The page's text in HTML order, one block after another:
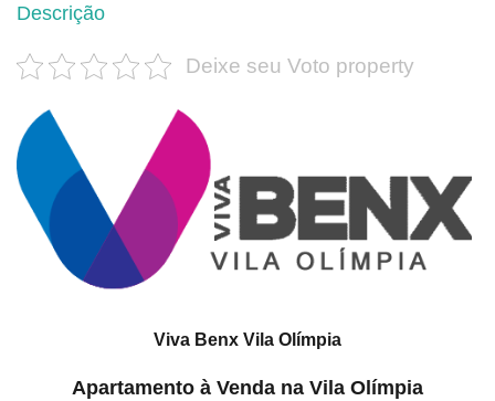
Descrição
Deixe seu Voto property
Viva Benx Vila Olímpia
Apartamento à Venda na Vila Olímpia